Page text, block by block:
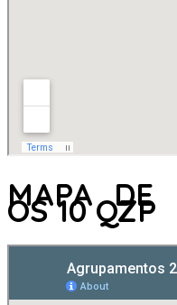
MAPA DE
OS 10 QZP